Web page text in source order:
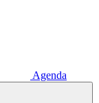
Agenda